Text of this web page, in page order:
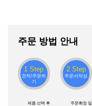
주문 방법 안내
1 Step
견적/주문하
기
제품 선택 후
2 Step
주문서작성
주문확정 및